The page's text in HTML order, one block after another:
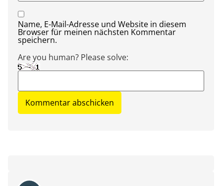
Name, E-Mail-Adresse und Website in diesem
Browser für meinen nächsten Kommentar
speichern.
Are you human? Please solve: